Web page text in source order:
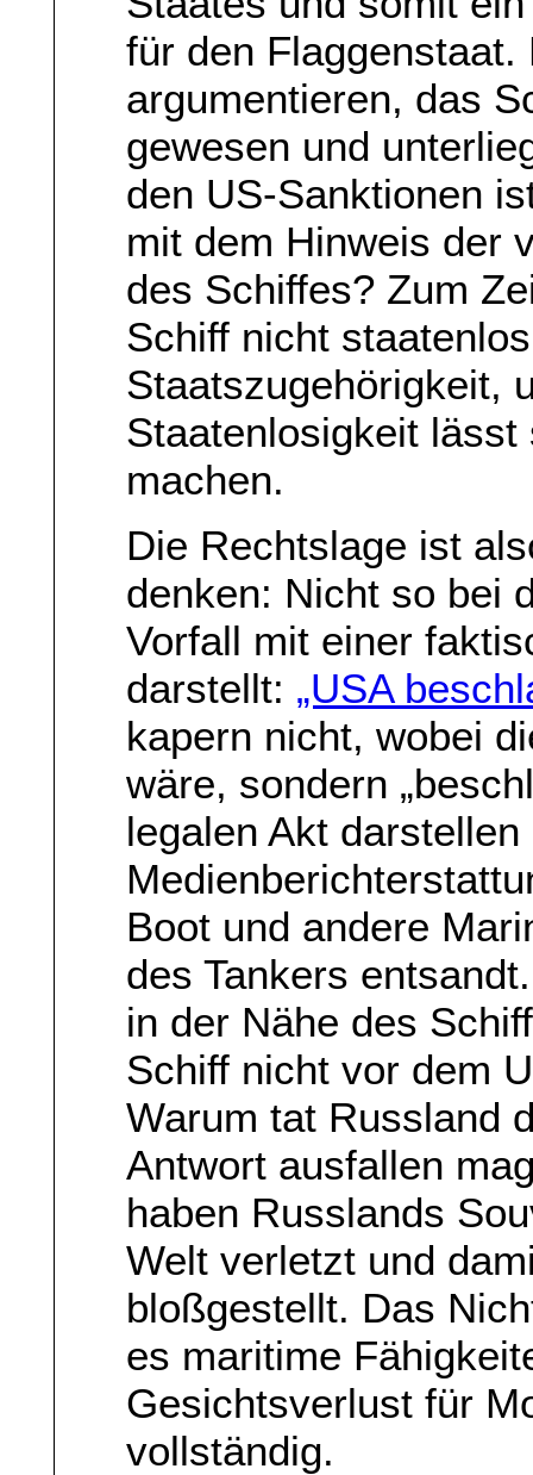
für den Flaggenstaat.
argumentieren, das
gewesen und
den US-Sanktionen
mit dem Hinweis der
des Schiffes? Zum
Schiff nicht
Staatszugehörigkeit,
Staatenlosigkeit
machen.
Die Rechtslage ist
denken: Nicht so bei
Vorfall mit einer
darstellt: „USA
kapern nicht, wobei
wäre, sondern
legalen Akt
Boot und andere
des Tankers
in der Nähe des
Schiff nicht vor dem
Warum tat Russland
Antwort ausfallen
haben Russlands
Welt verletzt und
bloßgestellt. Das
es maritime
Gesichtsverlust für
vollständig.